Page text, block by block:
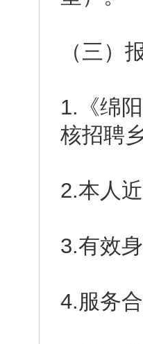
（三）
1.《绵
核招聘
2.本人
3.有效
4.服务